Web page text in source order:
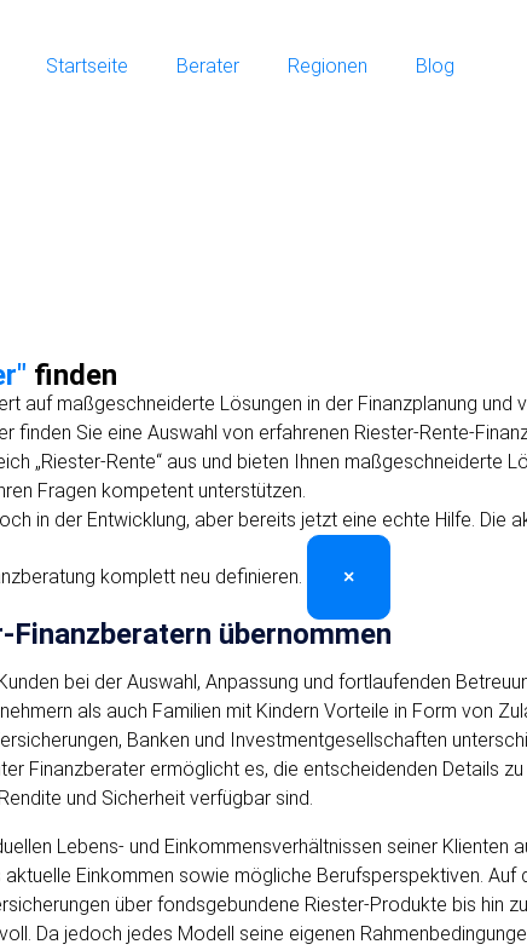
Startseite Berater Regionen Blog
finden
auf maßgeschneiderte Lösungen in der Finanzplanung
finden Sie eine Auswahl von erfahrenen Riester-Rente-
„Riester-Rente“ aus und bieten Ihnen maßgeschneiderte
Fragen kompetent unterstützen.
in der Entwicklung, aber bereits jetzt eine echte Hilfe. Die
komplett neu definieren. ×
übernommen
bei der Auswahl, Anpassung und fortlaufenden
als auch Familien mit Kindern Vorteile in Form von
Banken und Investmentgesellschaften
Finanzberater ermöglicht es, die entscheidenden Details
und Sicherheit verfügbar sind.
Lebens- und Einkommensverhältnissen seiner
Einkommen sowie mögliche Berufsperspektiven.
über fondsgebundene Riester-Produkte bis hin
Da jedoch jedes Modell seine eigenen